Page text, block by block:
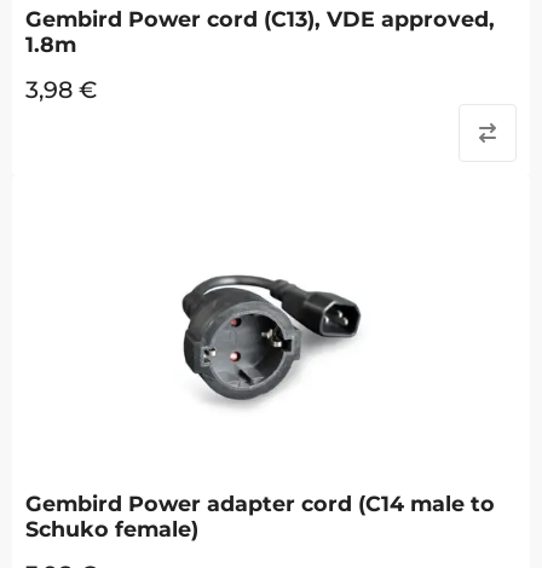
Gembird Power cord (C13), VDE approved,
1.8m
3,98 €
Gembird Power adapter cord (C14 male to
Schuko female)